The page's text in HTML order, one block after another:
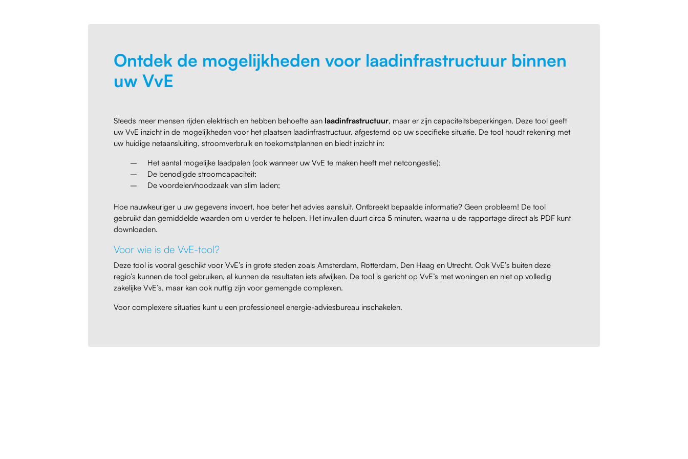
Ontdek de mogelijkheden voor laadinfrastructuur binnen
uw VvE
Steeds meer mensen rijden elektrisch en hebben behoefte aan laadinfrastructuur, maar er zijn capaciteitsbeperkingen. Deze tool geeft
uw VvE inzicht in de mogelijkheden voor het plaatsen laadinfrastructuur, afgestemd op uw specifieke situatie. De tool houdt rekening met
uw huidige netaansluiting, stroomverbruik en toekomstplannen en biedt inzicht in:
Het aantal mogelijke laadpalen (ook wanneer uw VvE te maken heeft met netcongestie);
De benodigde stroomcapaciteit;
De voordelen/noodzaak van slim laden;
Hoe nauwkeuriger u uw gegevens invoert, hoe beter het advies aansluit. Ontbreekt bepaalde informatie? Geen probleem! De tool
gebruikt dan gemiddelde waarden om u verder te helpen. Het invullen duurt circa 5 minuten, waarna u de rapportage direct als PDF kunt
downloaden.
Voor wie is de VvE-tool?
Deze tool is vooral geschikt voor VvE’s in grote steden zoals Amsterdam, Rotterdam, Den Haag en Utrecht. Ook VvE’s buiten deze
regio’s kunnen de tool gebruiken, al kunnen de resultaten iets afwijken. De tool is gericht op VvE’s met woningen en niet op volledig
zakelijke VvE’s, maar kan ook nuttig zijn voor gemengde complexen.
Voor complexere situaties kunt u een professioneel energie-adviesbureau inschakelen.